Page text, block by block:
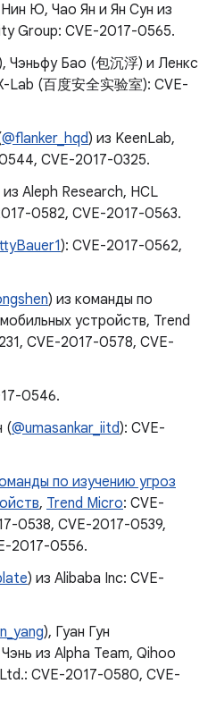
Ю, Чао Ян и Ян Сун из
Group: CVE-2017-0565.
Чэньфу Бао (包沉浮) и Ленкс
Lab (百度安全实验室): CVE-
@flanker_hqd) из KeenLab,
CVE-2017-0325.
из Aleph Research, HCL
0582, CVE-2017-0563.
): CVE-2017-0562,
) из команды по
устройств, Trend
CVE-2017-0578, CVE-
0546.
(@umasankar_iitd): CVE-
по изучению угроз
, Trend Micro: CVE-
0538, CVE-2017-0539,
2017-0556.
) из Alibaba Inc: CVE-
), Гуан Гун
из Alpha Team, Qihoo
CVE-2017-0580, CVE-